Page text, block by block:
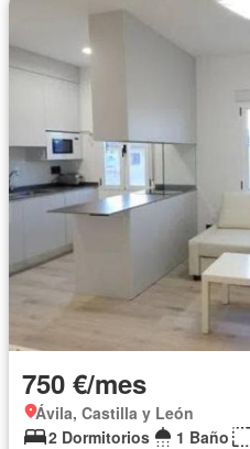
750 €/mes
Ávila, Castilla y León
2 Dormitorios
1 Baño